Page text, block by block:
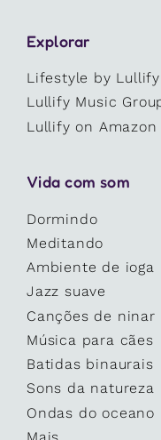
Explorar
Lifestyle by Lullify
Lullify Music
Lullify on Amazon
Vida com som
Dormindo
Meditando
Ambiente de ioga
Jazz suave
Canções de ninar
Música para cães
Batidas binaurais
Sons da natureza
Ondas do oceano
Mais...